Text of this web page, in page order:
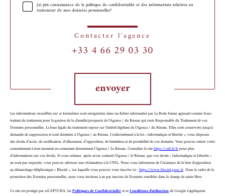
j'ai pris connaissance de la politique de confidentialité et des informations relatives au
traitement de mes données personnelles*
Contacter l'agence
+33 4 66 29 03 30
envoyer
Les informations recueillies sur ce formulaire sont enregistrées dans un fichier informatisé par La Boite Immo agissant comme Sous-
traitant du traitement pour la gestion de la clientèle/prospects de l'Agence / du Réseau qui reste Responsable du Traitement de vos
Données personnelles. La base légale du traitement repose sur l'intérêt légitime de l'Agence / du Réseau. Elles sont conservées jusqu'à
demande de suppression et sont destinées à l'Agence / au Réseau. Conformément à la loi « informatique et libertés », vous disposez
des droits d’accès, de rectification, d’effacement, d’opposition, de limitation et de portabilité de vos données. Vous pouvez retirer votre
consentement à tout moment en contactant directement l’Agence / Le Réseau. Consultez le sitehttps://cnil.fr/frpour plus
d’informations sur vos droits. Si vous estimez, après avoir contacté l'Agence / le Réseau, que vos droits « Informatique et Libertés »
ne sont pas respectés, vous pouvez adresser une réclamation à la CNIL. Nous vous informons de l’existence de la liste d'opposition
au démarchage téléphonique « Bloctel », sur laquelle vous pouvez vous inscrire ici :https://www.bloctel.gouv.fr. Dans le cadre de la
protection des Données personnelles, nous vous invitons à ne pas inscrire de Données sensibles dans le champ de saisie libre.
Ce site est protégé par reCAPTCHA, lesPolitiques de Confidentialitéet esConditions d'utilisationde Google s'appliquent.